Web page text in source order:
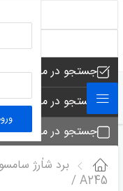
جستجو در مجموعه
جستجو در محصولات
جستجو در مجموعه
جستجو - تماس ها
/ A245